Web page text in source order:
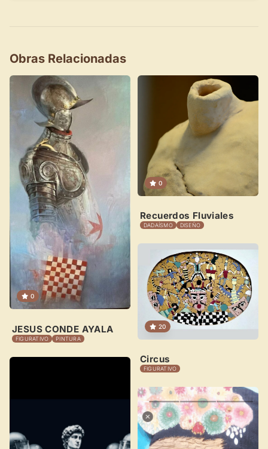
Obras Relacionadas
0
JESUS CONDE AYALA
FIGURATIVO PINTURA
0
Recuerdos Fluviales
DADAÍSMO DISEÑO
20
Circus
FIGURATIVO